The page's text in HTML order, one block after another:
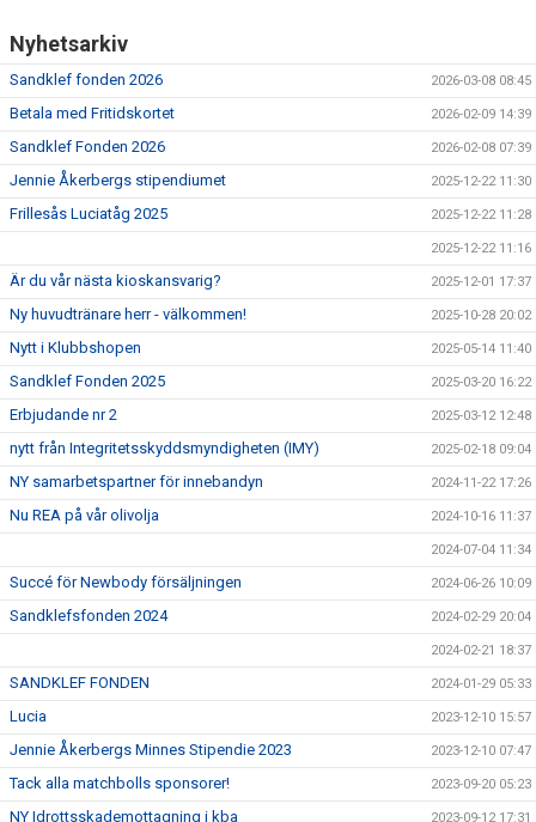
NORDIC WELLNESS
Nyhetsarkiv
Sandklef fonden 2026 2026-03-08 08:45
Betala med Fritidskortet 2026-02-09 14:39
Sandklef Fonden 2026 2026-02-08 07:39
Jennie Åkerbergs stipendiumet 2025-12-22 11:30
Frillesås Luciatåg 2025 2025-12-22 11:28
2025-12-22 11:16
Är du vår nästa kioskansvarig? 2025-12-01 17:37
Ny huvudtränare herr - välkommen! 2025-10-28 20:02
Nytt i Klubbshopen 2025-05-14 11:40
Sandklef Fonden 2025 2025-03-20 16:22
Erbjudande nr 2 2025-03-12 12:48
nytt från Integritetsskyddsmyndigheten (IMY) 2025-02-18 09:04
NY samarbetspartner för innebandyn 2024-11-22 17:26
Nu REA på vår olivolja 2024-10-16 11:37
2024-07-04 11:34
Succé för Newbody försäljningen 2024-06-26 10:09
Sandklefsfonden 2024 2024-02-29 20:04
2024-02-21 18:37
SANDKLEF FONDEN 2024-01-29 05:33
Lucia 2023-12-10 15:57
Jennie Åkerbergs Minnes Stipendie 2023 2023-12-10 07:47
Tack alla matchbolls sponsorer! 2023-09-20 05:23
NY Idrottsskademottagning i kba 2023-09-12 17:31